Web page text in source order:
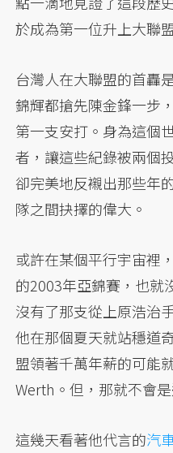
於成為第一位升上大聯
台灣人在大聯盟的首轟
錦輝都搶先陳金鋒一步
第一支安打。身為這個
者，讓這些紀錄被兩個
卻完美地反襯出那些年
隊之間抉擇的偉大。
或許在某個平行宇宙裡
的2003年亞錦賽，也就
沒有了那支從上原浩治
他在那個夏天就站穩道
盟領著千萬年薪的可能
Werth。但，那就不會
這幾天看著他代言的汽